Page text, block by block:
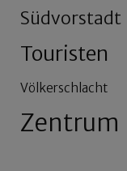
Südvorstadt
Touristen
Völkerschlacht
Zentrum